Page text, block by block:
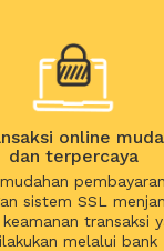
online
dan terpercaya
pembayaran
sistem SSL
keamanan transaksi
melalui bank